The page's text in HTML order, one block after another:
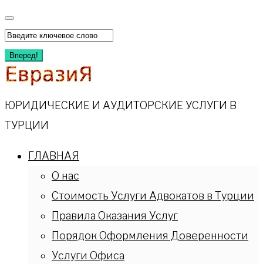
Перейти
к
содержимому
Искать:
Вперед!
ЮРИДИЧЕСКИЕ И АУДИТОРСКИЕ УСЛУГИ В
ТУРЦИИ
ГЛАВНАЯ
О нас
Стоимость Услуги Адвокатов в Турции
Правила Оказания Услуг
Порядок Оформления Доверенности
Услуги Офиса